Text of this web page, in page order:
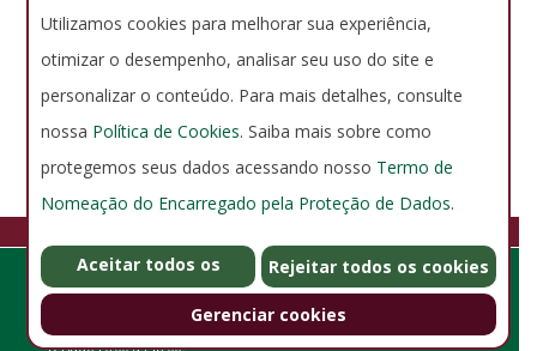
GERENCIAR COOKIES
POLÍTICA DE PRIVACIDADE
Rua Álvaro Chaves 41, Laranjeiras - Rio de Janeiro - RJ - Brasil -
CEP 22231-220 - Horário de Funcionamento: De segunda a
feriados 6:00 às 18:00.
Utilizamos cookies para melhorar sua experiência,
otimizar o desempenho, analisar seu uso do site e
personalizar o conteúdo. Para mais detalhes, consulte
nossa Política de Cookies. Saiba mais sobre como
protegemos seus dados acessando nosso Termo de
Nomeação do Encarregado pela Proteção de Dados.
Aceitar todos os
cookies
Rejeitar todos os cookies
Gerenciar cookies